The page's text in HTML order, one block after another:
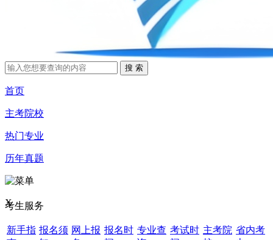
首页
主考院校
热门专业
历年真题
X
考生服务
新手指 报名须 网上报 报名时 专业查 考试时 主考院 省内考